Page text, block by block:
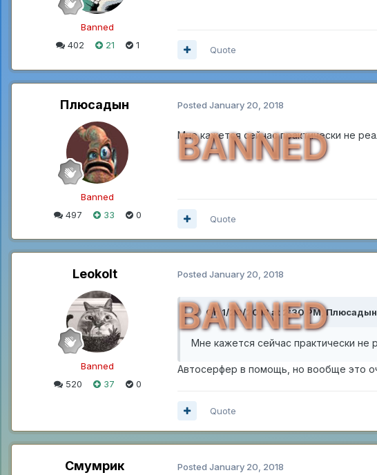
Banned
402
21 1 Quote
Плюсадын
Banned
497
33 0
Posted January 20, 2018
BANNED
Мне кажется сейчас практически не
Quote
Leokolt
Banned
520
37 0
Posted January 20, 2018
BANNED
On 1/20/2018 at 2:30 PM,Плюсадын
Мне кажется сейчас практически
Автосерфер в помощь, но вообще это
Quote
Смумрик Posted January 20, 2018